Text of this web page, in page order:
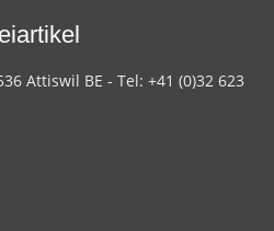
Attiswil BE - Tel: +41 (0)32 623